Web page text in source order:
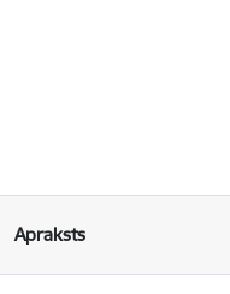
Apraksts